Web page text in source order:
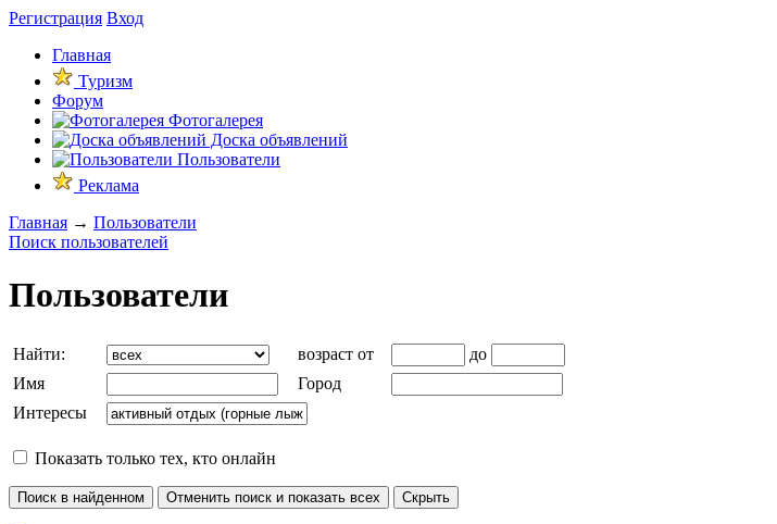
Регистрация Вход
Главная
Туризм
Форум
Фотогалерея
Доска объявлений
Пользователи
Реклама
Главная → Пользователи
Поиск пользователей
Пользователи
Найти: возраст от
до
Имя
Город
Интересы
Показать только тех, кто онлайн